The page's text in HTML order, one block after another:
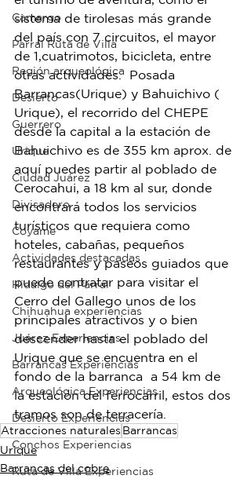
Camargo
Parral Ruta de Villa
Región arqueológica
Desierto
Guerrero
Urique
Ciudad Juárez
Divisadero
Coyame
Actividades destacadas
Hidalgo del Parral
Chihuahua experiencias
Juárez Experiencias
Barrancas Experiencias
Arqueológica Experiencias
Desierto Experiencias
Conchos Experiencias
Ruta de Villa Experiencias
sistema de tirolesas más grande
del país con 7 circuitos, el mayor
de 1,cuatrimotos, bicicleta, entre
otras actividades.  Posada
Barrancas(Urique) y Bahuichivo (
Urique), el recorrido del CHEPE
desde la capital a la estación de
Bahuichivo es de 355 km aprox. de
aquí puedes partir al poblado de
Cerocahui, a 18 km al sur, donde
encontrará todos los servicios
turísticos que requiera como
hoteles, cabañas, pequeños
restaurantes y paseos guiados que
puede contratar para visitar el
Cerro del Gallego unos de los
principales atractivos y o bien
descender hasta el poblado del
Urique que se encuentra en el
fondo de la barranca  a 54 km de
la estación del ferrocarril, estos dos
tramos son de terracería.
Atracciones naturales Barrancas
Urique
Barrancas del cobre